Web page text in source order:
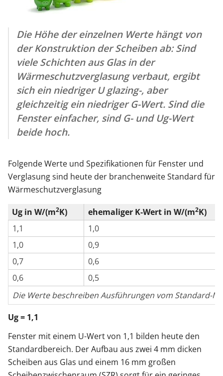
Die Höhe der einzelnen Werte hängt von
der Konstruktion der Scheiben ab: Sind
viele Schichten aus Glas in der
Wärmeschutzverglasung verbaut, ergibt
sich ein niedriger U glazing-, aber
gleichzeitig ein niedriger G-Wert. Sind die
Fenster einfacher, sind G- und Ug-Wert
beide hoch.
Folgende Werte und Spezifikationen für Fenster und
Verglasung sind heute der branchenweite Standard für
Wärmeschutzverglasung
Ug in W/(m2K) ehemaliger K-Wert in W/(m2K)
1,1
1,0
1,0
0,9
0,7
0,6
0,6
0,5
Die Werte beschreiben Ausführungen vom Standard-
Ug = 1,1
Fenster mit einem U-Wert von 1,1 bilden heute den
Standardbereich. Der Aufbau aus zwei 4 mm dicken
Scheiben aus Glas und einem 16 mm großen